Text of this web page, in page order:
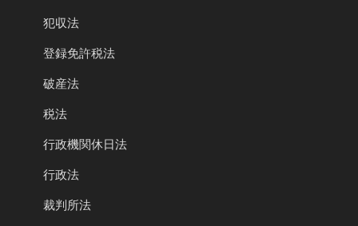
犯収法
登録免許税法
破産法
税法
行政機関休日法
行政法
裁判所法